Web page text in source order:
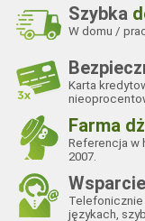
Szybka
W domu /
Karta
Farma
Referencja
2007.
językach,